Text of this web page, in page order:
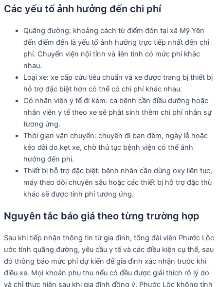
Các yếu tố ảnh hưởng đến chi phí
Quãng đường: khoảng cách từ điểm đón tại xã Mỹ Yên
đến điểm đến là yếu tố ảnh hưởng trực tiếp nhất đến chi
phí. Chuyển viện nội tỉnh và liên tỉnh có mức phí khác
nhau.
Loại xe: xe cấp cứu tiêu chuẩn và xe được trang bị thiết bị
hỗ trợ đặc biệt hơn có thể có chi phí khác nhau.
Có nhân viên y tế đi kèm: ca bệnh cần điều dưỡng hoặc
nhân viên y tế theo xe sẽ phát sinh thêm chi phí nhân sự
tương ứng.
Thời gian vận chuyển: chuyến đi ban đêm, ngày lễ hoặc
kéo dài do kẹt xe, chờ thủ tục bệnh viện có thể ảnh
hưởng đến phí.
Thiết bị hỗ trợ đặc biệt: bệnh nhân cần dùng oxy liên tục,
máy theo dõi chuyên sâu hoặc các thiết bị hỗ trợ đặc thù
khác sẽ được tính phí tương ứng.
Nguyên tắc báo giá theo từng trường hợp
Sau khi tiếp nhận thông tin từ gia đình, tổng đài viên Phước Lộc
ước tính quãng đường, yêu cầu y tế và các điều kiện cụ thể, sau
đó thông báo mức phí dự kiến để gia đình xác nhận trước khi
điều xe. Mọi khoản phụ thu nếu có đều được giải thích rõ lý do
và chỉ thực hiện sau khi gia đình đồng ý. Phước Lộc không tính